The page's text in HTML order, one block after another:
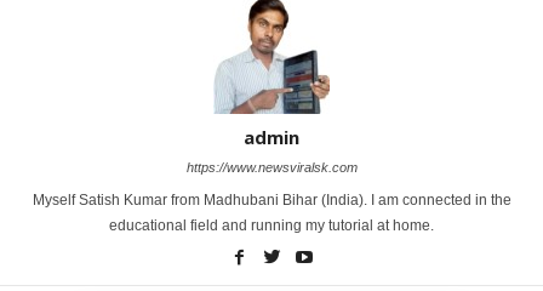
admin
https://www.newsviralsk.com
Myself Satish Kumar from Madhubani Bihar (India). I am connected in the
educational field and running my tutorial at home.